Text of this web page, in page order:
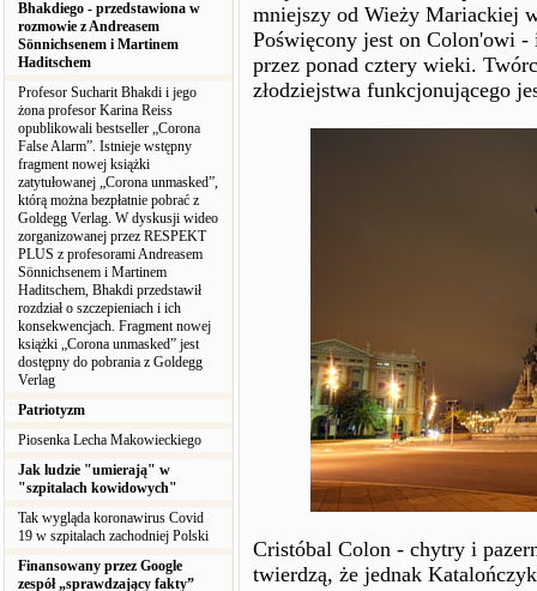
Bhakdiego - przedstawiona w
rozmowie z Andreasem
Sönnichsenem i Martinem
Haditschem
Profesor Sucharit Bhakdi i jego
żona profesor Karina Reiss
opublikowali bestseller „Corona
False Alarm”. Istnieje wstępny
fragment nowej książki
zatytułowanej „Corona unmasked”,
którą można bezpłatnie pobrać z
Goldegg Verlag. W dyskusji wideo
zorganizowanej przez RESPEKT
PLUS z profesorami Andreasem
Sönnichsenem i Martinem
Haditschem, Bhakdi przedstawił
rozdział o szczepieniach i ich
konsekwencjach. Fragment nowej
książki „Corona unmasked” jest
dostępny do pobrania z Goldegg
Verlag
Patriotyzm
Piosenka Lecha Makowieckiego
Jak ludzie "umierają" w
"szpitalach kowidowych"
Tak wygląda koronawirus Covid
19 w szpitalach zachodniej Polski
Finansowany przez Google
zespół „sprawdzający fakty”
mniejszy od Wieży Mariackiej
Poświęcony jest on Colon'owi
przez ponad cztery wieki.
złodziejstwa funkcjonującego
Cristóbal Colon - chytry i
twierdzą, że jednak